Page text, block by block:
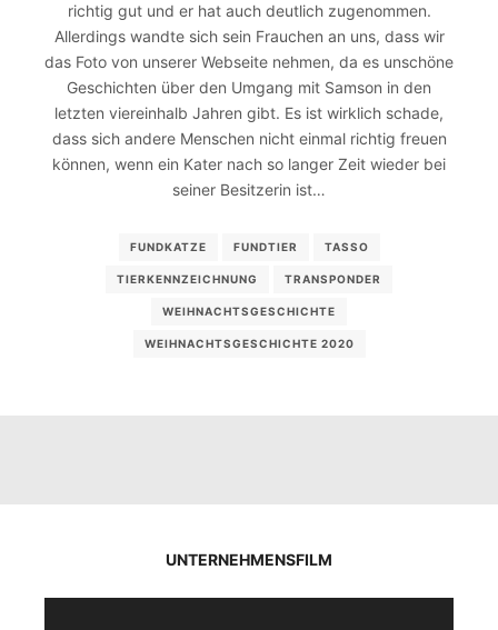
richtig gut und er hat auch deutlich zugenommen.
Allerdings wandte sich sein Frauchen an uns, dass wir
das Foto von unserer Webseite nehmen, da es unschöne
Geschichten über den Umgang mit Samson in den
letzten viereinhalb Jahren gibt. Es ist wirklich schade,
dass sich andere Menschen nicht einmal richtig freuen
können, wenn ein Kater nach so langer Zeit wieder bei
seiner Besitzerin ist…
FUNDKATZE FUNDTIER TASSO
TIERKENNZEICHNUNG TRANSPONDER
WEIHNACHTSGESCHICHTE
WEIHNACHTSGESCHICHTE 2020
UNTERNEHMENSFILM